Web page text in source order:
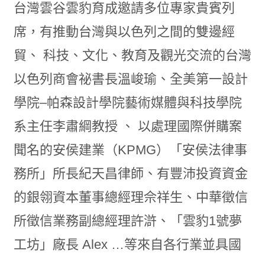
台灣雲谷雲豹育成邀請多位專家貴賓列
席，有推動台灣與以色列之間的雙邊經
貿、 科技、文化、教育及觀光交流的台灣
以色列商會祕書長溫峻瑜、全美第一設計
學院–帕森設計學院藝術媒體與科技學院
系主任李肅綱教授 、 以處理國際併購案
聞名的安侯建業（KPMG）「安侯法律事
務所」所長紀天昌律師、有豐沛投資資金
的銀翎資本董事總經理佘祥生、中華徵信
所徵信業務副總經理許滸、「雲豹1號夢
工坊」廠長 Alex …等來自各行業並具國